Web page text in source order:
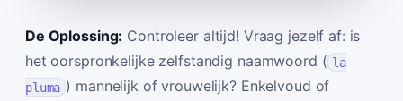
De Oplossing: Controleer altijd! Vraag jezelf af: is
het oorspronkelijke zelfstandig naamwoord ( la
pluma ) mannelijk of vrouwelijk? Enkelvoud of